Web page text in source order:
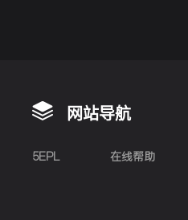
网站导航
5EPL 在线帮助